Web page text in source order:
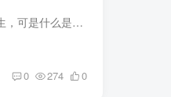
超度，相信在大多数人听来都不陌生，可是什么是超度？自己是否需要参加此类法事呢？很多请了法师超度法事的人都不知道到底有什么用，因此弄明白超度是什么是非常重要的，只有明白了，才可以正确...
0 274 0